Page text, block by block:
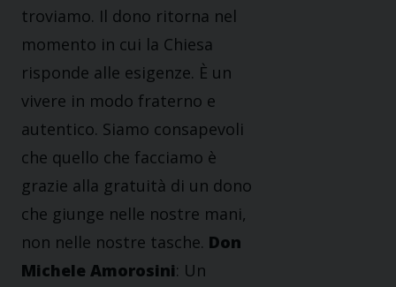
troviamo. Il dono ritorna nel
momento in cui la Chiesa
risponde alle esigenze. È un
vivere in modo fraterno e
autentico. Siamo consapevoli
che quello che facciamo è
grazie alla gratuità di un dono
che giunge nelle nostre mani,
non nelle nostre tasche. Don
Michele Amorosini: Un